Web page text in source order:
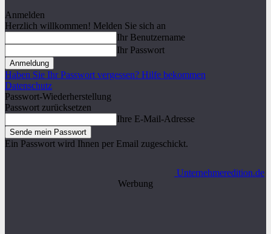
Anmelden
Herzlich willkommen! Melden Sie sich an
Ihr Benutzername
Ihr Passwort
Haben Sie Ihr Passwort vergessen? Hilfe bekommen
Datenschutz
Passwort-Wiederherstellung
Passwort zurücksetzen
Ihre E-Mail-Adresse
Ein Passwort wird Ihnen per Email zugeschickt.
Unternehmeredition.de
Werbung